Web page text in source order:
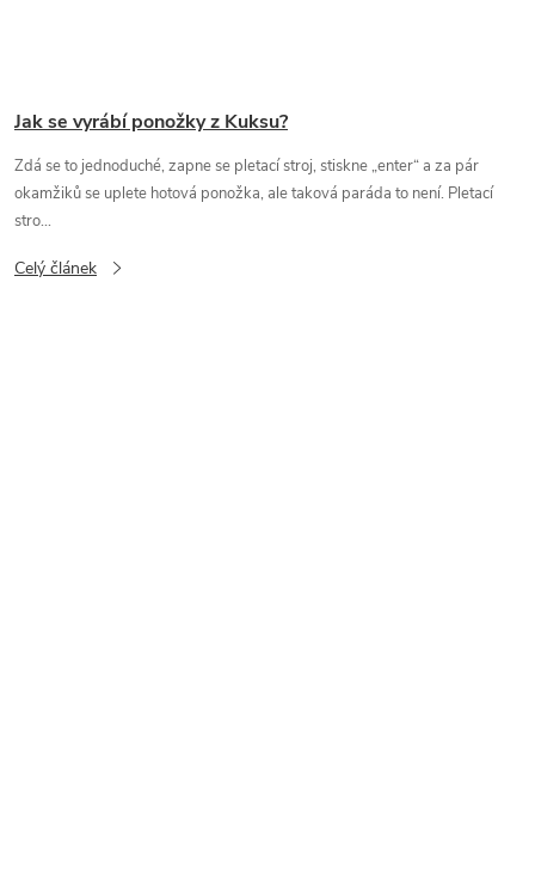
Jak se vyrábí ponožky z Kuksu?
Zdá se to jednoduché, zapne se pletací stroj, stiskne „enter“ a za pár
okamžiků se uplete hotová ponožka, ale taková paráda to není. Pletací
stro...
Celý článek